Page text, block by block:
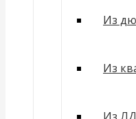
Из
Из